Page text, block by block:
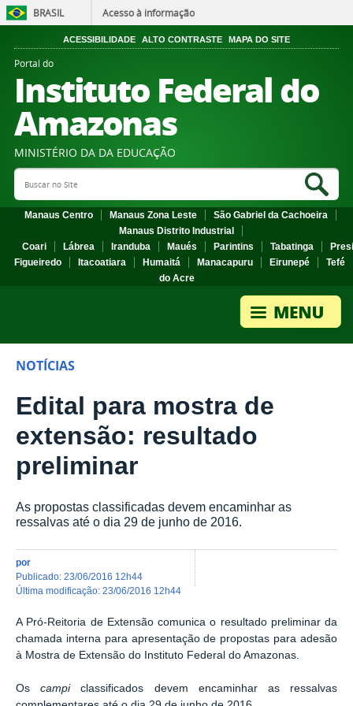
BRASIL Acesso à informação
ACESSIBILIDADE ALTO CONTRASTE MAPA DO SITE
Portal do
Instituto Federal do
Amazonas
MINISTÉRIO DA DA EDUCAÇÃO
Search Site
Manaus Centro Manaus Zona Leste
São Gabriel da Cachoeira
Manaus Distrito Industrial
Coari
Lábrea Iranduba Maués Parintins Tabatinga
Figueiredo
Itacoatiara Humaitá Manacapuru Eirunepé
Tefé
do Acre
NOTÍCIAS
Edital para mostra de
extensão: resultado
preliminar
As propostas classificadas devem encaminhar as
ressalvas até o dia 29 de junho de 2016.
por
publicado: 23/06/2016 12h44
última modificação: 23/06/2016 12h44
A Pró-Reitoria de Extensão comunica o resultado preliminar da
chamada interna para apresentação de propostas para adesão
à Mostra de Extensão do Instituto Federal do Amazonas.
Oscampiclassificados devem encaminhar as ressalvas